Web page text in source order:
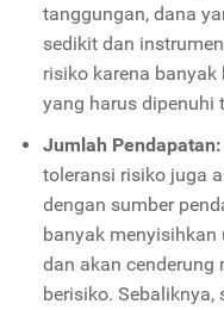
tanggungan, dana
sedikit dan
risiko karena
yang harus dipenuhi
Jumlah Pendapatan:
toleransi risiko juga
dengan sumber
banyak menyisihkan
dan akan cenderung
berisiko. Sebaliknya,